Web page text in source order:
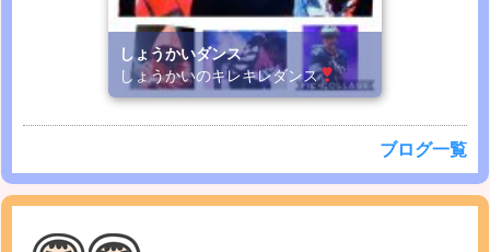
しょうかいダンス
しょうかいのキレキレダンス
ブログ一覧